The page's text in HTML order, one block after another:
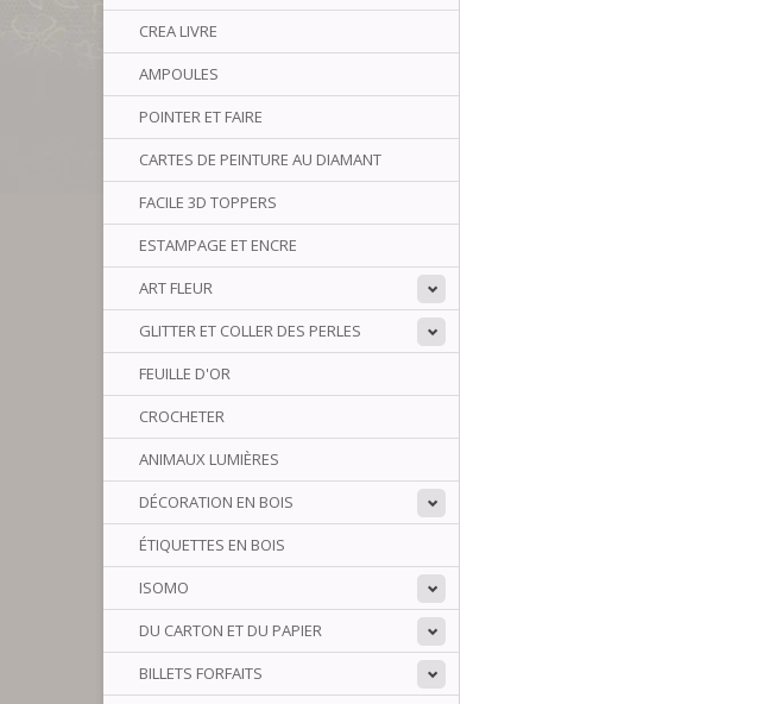
CREA LIVRE
AMPOULES
POINTER ET FAIRE
CARTES DE PEINTURE AU DIAMANT
FACILE 3D TOPPERS
ESTAMPAGE ET ENCRE
ART FLEUR
GLITTER ET COLLER DES PERLES
FEUILLE D'OR
CROCHETER
ANIMAUX LUMIÈRES
DÉCORATION EN BOIS
ÉTIQUETTES EN BOIS
ISOMO
DU CARTON ET DU PAPIER
BILLETS FORFAITS